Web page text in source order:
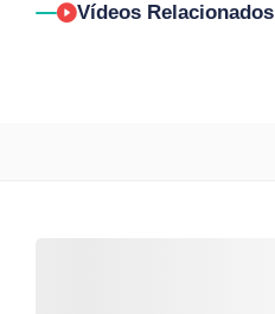
Vídeos Relacionados